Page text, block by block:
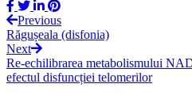
Previous
Răgușeala (disfonia)
Next
Re-echilibrarea metabolismului
efectul disfuncției telomerilor